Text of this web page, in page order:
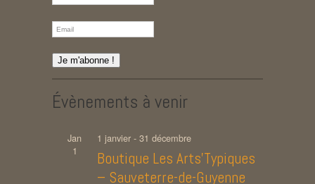
Évènements à venir
Jan
1
1 janvier - 31 décembre
Boutique Les Arts’Typiques
– Sauveterre-de-Guyenne